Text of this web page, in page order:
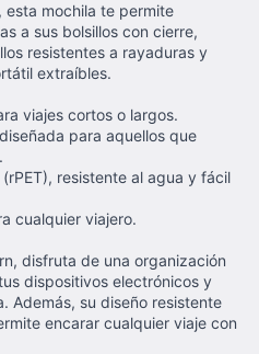
mochila te permite
a sus bolsillos con cierre,
resistentes a rayaduras y
extraíbles.
viajes cortos o largos.
para aquellos que
resistente al agua y fácil
cualquier viajero.
disfruta de una organización
dispositivos electrónicos y
Además, su diseño resistente
encarar cualquier viaje con